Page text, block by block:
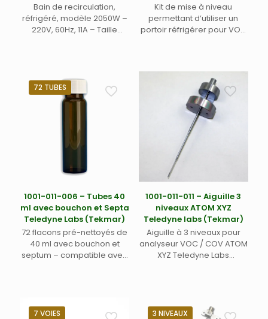
Bain de recirculation,
réfrigéré, modèle 2050W –
220V, 60Hz, 11A – Taille
AQUATek LVA Teledyne
Tekmar
Kit de mise à niveau
permettant d’utiliser un
portoir réfrigérer pour VOC
séparément
72 TUBES
1001-011-006 – Tubes 40
ml avec bouchon et Septa
Teledyne Labs (Tekmar)
72 flacons pré-nettoyés de
40 ml avec bouchon et
septum – compatible avec
1001-011-011 – Aiguille 3
niveaux ATOM XYZ
Teledyne labs (Tekmar)
Aiguille à 3 niveaux pour
analyseur VOC / COV ATOM
XYZ Teledyne Labs
7 VOIES 3 NIVEAUX